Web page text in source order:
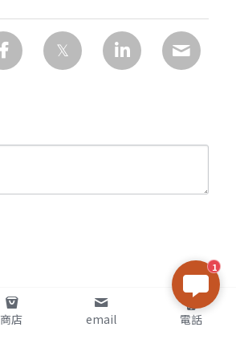
1
商店 email 電話